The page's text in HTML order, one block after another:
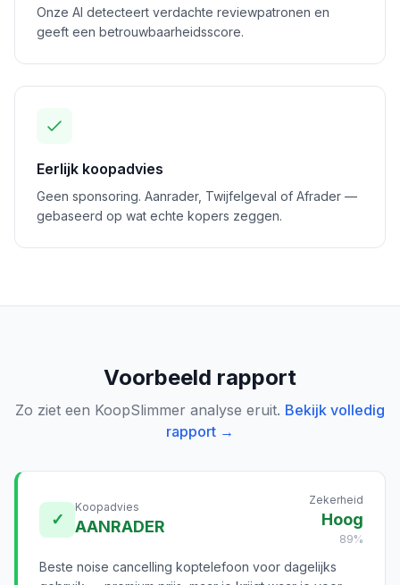
Onze AI detecteert verdachte reviewpatronen en
geeft een betrouwbaarheidsscore.
Eerlijk koopadvies
Geen sponsoring. Aanrader, Twijfelgeval of Afrader —
gebaseerd op wat echte kopers zeggen.
Voorbeeld rapport
Zo ziet een KoopSlimmer analyse eruit. Bekijk volledig
rapport →
✓
Koopadvies
AANRADER
Zekerheid
Hoog
89%
Beste noise cancelling koptelefoon voor dagelijks